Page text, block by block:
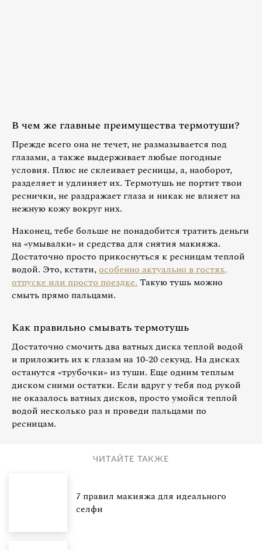
В чем же главные преимущества термотуши?
Прежде всего она не течет, не размазывается под
глазами, а также выдерживает любые погодные
условия. Плюс не склеивает ресницы, а, наоборот,
разделяет и удлиняет их. Термотушь не портит твои
реснички, не раздражает глаза и никак не влияет на
нежную кожу вокруг них.
Наконец, тебе больше не понадобится тратить деньги
на «умывалки» и средства для снятия макияжа.
Достаточно просто прикоснуться к ресницам теплой
водой. Это, кстати,особенно актуально в гостях,
отпуске или просто поездке.Такую тушь можно
смыть прямо пальцами.
Как правильно смывать термотушь
Достаточно смочить два ватных диска теплой водой
и приложить их к глазам на 10-20 секунд. На дисках
останутся «трубочки» из туши. Еще одним теплым
диском сними остатки. Если вдруг у тебя под рукой
не оказалось ватных дисков, просто умойся теплой
водой несколько раз и проведи пальцами по
ресницам.
ЧИТАЙТЕ ТАКЖЕ
7 правил макияжа для идеального
селфи